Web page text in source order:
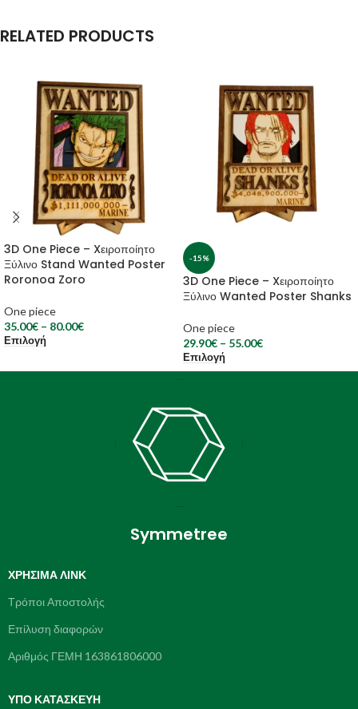
RELATED PRODUCTS
3D One Piece – Xειροποίητο
Ξύλινο Stand Wanted Poster
Roronoa Zoro
One piece
35.00€ – 80.00€
Επιλογή
-15%
3D One Piece – Xειροποίητο
Ξύλινο Wanted Poster Shanks
One piece
29.90€ – 55.00€
Επιλογή
Symmetree
ΧΡΉΣΙΜΑ ΛΙΝΚ
Τρόποι Αποστολής
Επίλυση διαφορών
Αριθμός ΓΕΜΗ 163861806000
ΥΠΌ ΚΑΤΑΣΚΕΥΗ